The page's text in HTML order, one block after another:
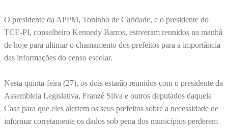
O presidente da APPM, Toninho de Caridade, e o presidente do
TCE-PI, conselheiro Kennedy Barros, estiveram reunidos na manhã
de hoje para ultimar o chamamento dos prefeitos para a importância
das informações do censo escolar.
Nesta quinta-feira (27), os dois estarão reunidos com o presidente da
Assembleia Legislativa, Franzé Silva e outros deputados daquela
Casa para que eles alertem os seus prefeitos sobre a necessidade de
informar corretamente os dados sob pena dos municípios perderem